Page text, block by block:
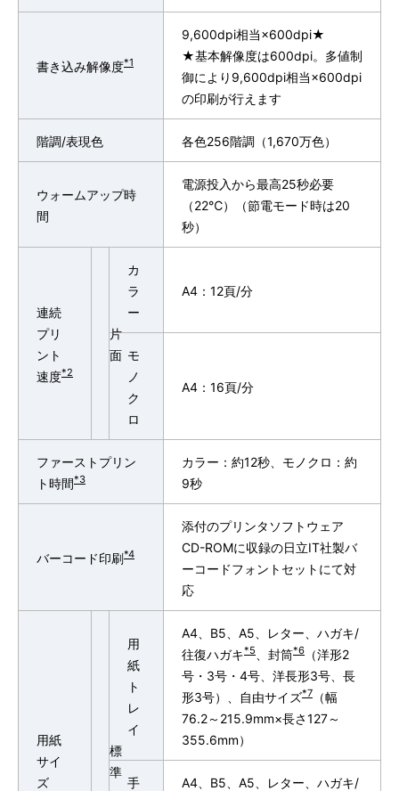
書き込み解像度*1
9,600dpi相当×600dpi★
★基本解像度は600dpi。多値制
御により9,600dpi相当×600dpi
の印刷が行えます
階調/表現色 各色256階調（1,670万色）
ウォームアップ時
間
電源投入から最高25秒必要
（22℃）（節電モード時は20
秒）
連続
プリ
ント
速度*2
片
面
カ
ラ
ー
A4：12頁/分
モ
ノ
ク
ロ
A4：16頁/分
ファーストプリン
ト時間*3
カラー：約12秒、モノクロ：約
9秒
バーコード印刷*4
添付のプリンタソフトウェア
CD-ROMに収録の日立IT社製バ
ーコードフォントセットにて対
応
用紙
サイ
ズ
標
準
用
紙
ト
レ
イ
A4、B5、A5、レター、ハガキ/
往復ハガキ*5 、封筒*6
（洋形2
号・3号・4号、洋長形3号、長
形3号）、自由サイズ*7
（幅
76.2～215.9mm×長さ127～
355.6mm）
手
A4、B5、A5、レター、ハガキ/